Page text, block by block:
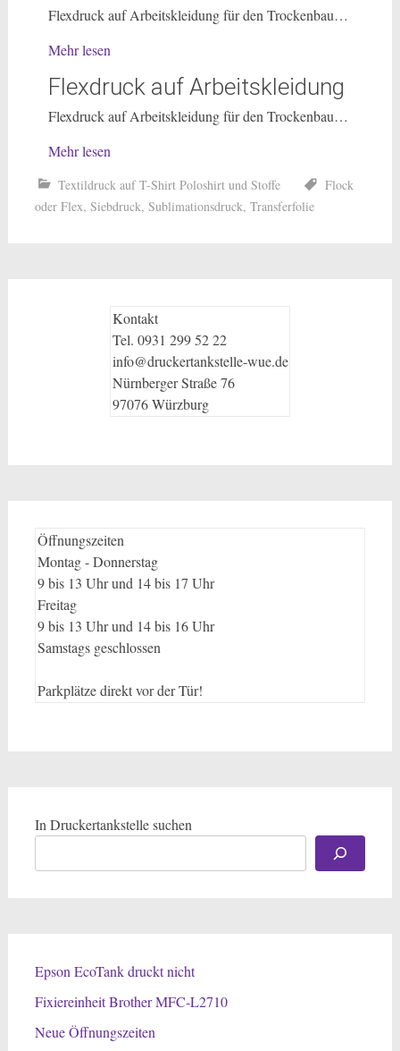
Flexdruck auf Arbeitskleidung für den Trockenbau…
Mehr lesen
Flexdruck auf Arbeitskleidung
Flexdruck auf Arbeitskleidung für den Trockenbau…
Mehr lesen
Textildruck auf T-Shirt Poloshirt und Stoffe
Flock
oder Flex, Siebdruck, Sublimationsdruck, Transferfolie
Kontakt
Tel. 0931 299 52 22
info@druckertankstelle-wue.de
Nürnberger Straße 76
97076 Würzburg
Öffnungszeiten
Montag - Donnerstag
9 bis 13 Uhr und 14 bis 17 Uhr
Freitag
9 bis 13 Uhr und 14 bis 16 Uhr
Samstags geschlossen
Parkplätze direkt vor der Tür!
In Druckertankstelle suchen
Epson EcoTank druckt nicht
Fixiereinheit Brother MFC-L2710
Neue Öffnungszeiten